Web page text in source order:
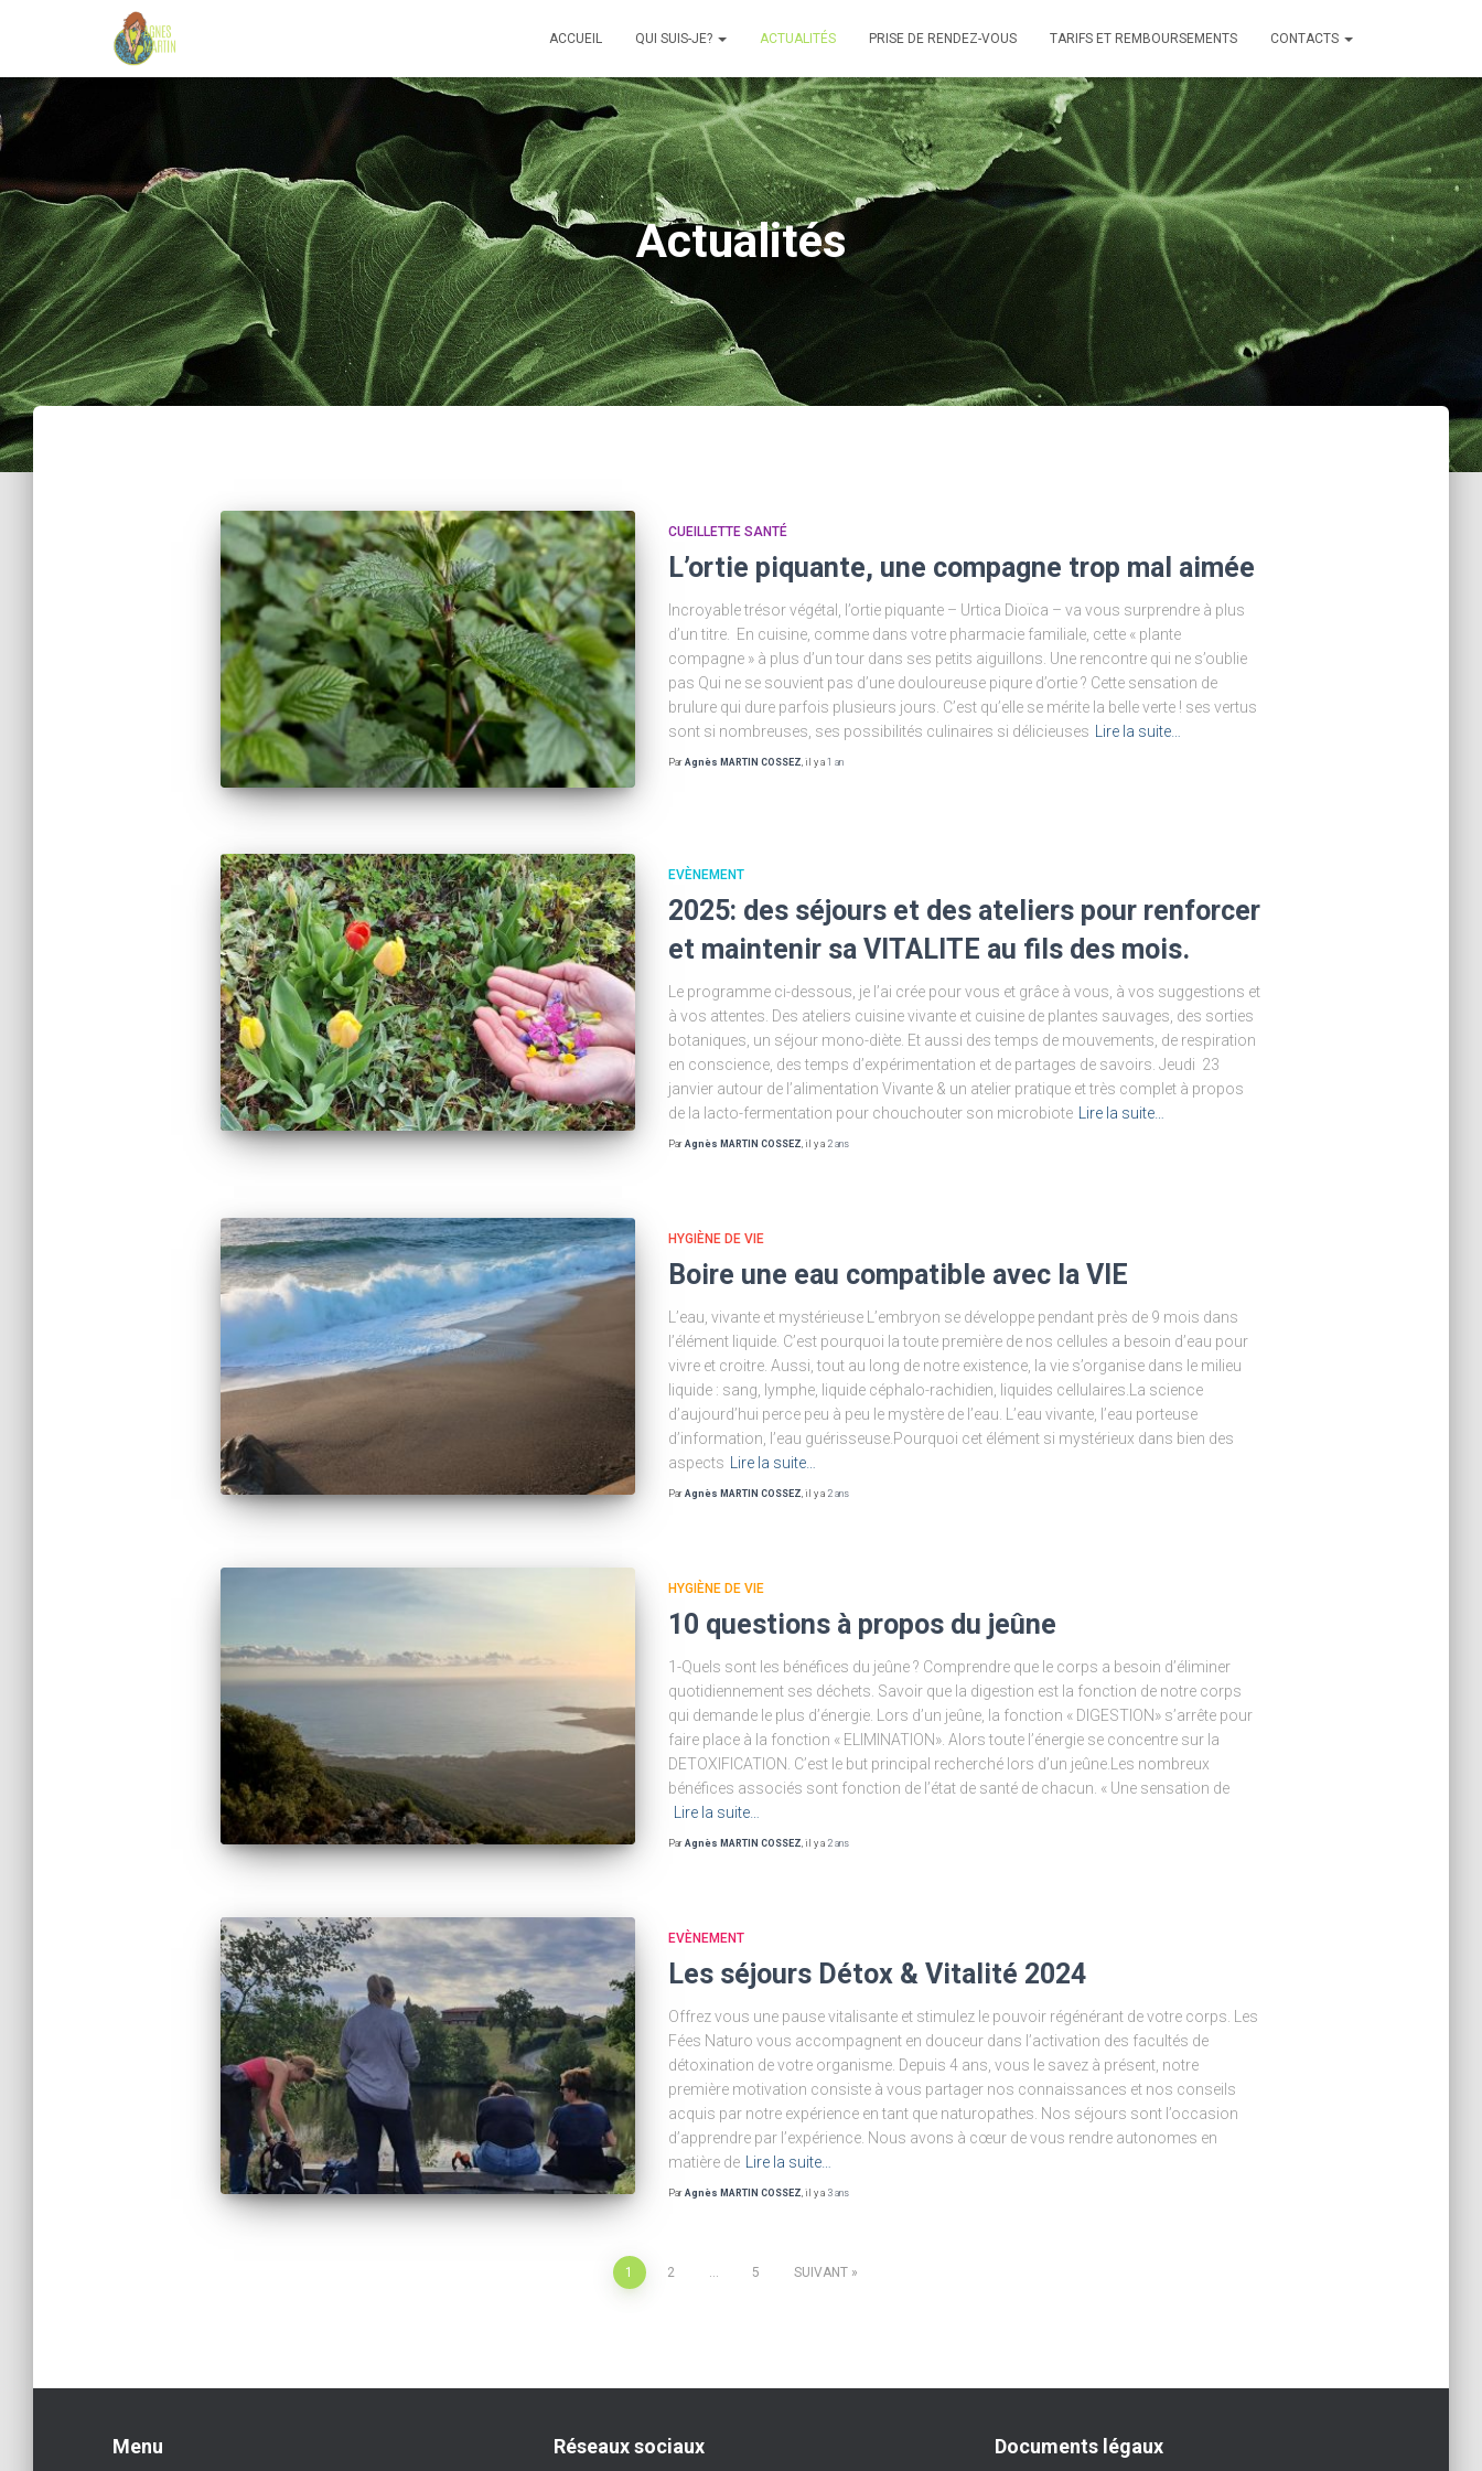
ACCUEIL QUI SUIS-JE? ACTUALITÉS PRISE DE RENDEZ-VOUS TARIFS ET REMBOURSEMENTS CONTACTS
Actualités
CUEILLETTE SANTÉ
L’ortie piquante, une compagne trop mal aimée
Incroyable trésor végétal, l’ortie piquante – Urtica Dioïca – va vous surprendre à plus
d’un titre. En cuisine, comme dans votre pharmacie familiale, cette « plante
compagne » à plus d’un tour dans ses petits aiguillons. Une rencontre qui ne s’oublie
pas Qui ne se souvient pas d’une douloureuse piqure d’ortie ? Cette sensation de
brulure qui dure parfois plusieurs jours. C’est qu’elle se mérite la belle verte ! ses vertus
sont si nombreuses, ses possibilités culinaires si délicieuses
Lire la suite…
Par Agnès MARTIN COSSEZ, il y a 1 an
EVÈNEMENT
2025: des séjours et des ateliers pour renforcer
et maintenir sa VITALITE au fils des mois.
Le programme ci-dessous, je l’ai crée pour vous et grâce à vous, à vos suggestions et
à vos attentes. Des ateliers cuisine vivante et cuisine de plantes sauvages, des sorties
botaniques, un séjour mono-diète. Et aussi des temps de mouvements, de respiration
en conscience, des temps d’expérimentation et de partages de savoirs. Jeudi 23
janvier autour de l’alimentation Vivante & un atelier pratique et très complet à propos
de la lacto-fermentation pour chouchouter son microbiote
Lire la suite…
Par Agnès MARTIN COSSEZ , il y a 2 ans
HYGIÈNE DE VIE
Boire une eau compatible avec la VIE
L’eau, vivante et mystérieuse L’embryon se développe pendant près de 9 mois dans
l’élément liquide. C’est pourquoi la toute première de nos cellules a besoin d’eau pour
vivre et croitre. Aussi, tout au long de notre existence, la vie s’organise dans le milieu
liquide : sang, lymphe, liquide céphalo-rachidien, liquides cellulaires.La science
d’aujourd’hui perce peu à peu le mystère de l’eau. L’eau vivante, l’eau porteuse
d’information, l’eau guérisseuse.Pourquoi cet élément si mystérieux dans bien des
aspects
Lire la suite…
Par Agnès MARTIN COSSEZ , il y a 2 ans
HYGIÈNE DE VIE
10 questions à propos du jeûne
1-Quels sont les bénéfices du jeûne ? Comprendre que le corps a besoin d’éliminer
quotidiennement ses déchets. Savoir que la digestion est la fonction de notre corps
qui demande le plus d’énergie. Lors d’un jeûne, la fonction « DIGESTION» s’arrête pour
faire place à la fonction « ELIMINATION». Alors toute l’énergie se concentre sur la
DETOXIFICATION. C’est le but principal recherché lors d’un jeûne.Les nombreux
bénéfices associés sont fonction de l’état de santé de chacun. « Une sensation de
Lire la suite…
Par Agnès MARTIN COSSEZ , il y a 2 ans
EVÈNEMENT
Les séjours Détox & Vitalité 2024
Offrez vous une pause vitalisante et stimulez le pouvoir régénérant de votre corps. Les
Fées Naturo vous accompagnent en douceur dans l’activation des facultés de
détoxination de votre organisme. Depuis 4 ans, vous le savez à présent, notre
première motivation consiste à vous partager nos connaissances et nos conseils
acquis par notre expérience en tant que naturopathes. Nos séjours sont l’occasion
d’apprendre par l’expérience. Nous avons à cœur de vous rendre autonomes en
matière de
Lire la suite…
Par Agnès MARTIN COSSEZ , il y a 3 ans
1 2 … 5 SUIVANT
Menu Réseaux sociaux Documents légaux